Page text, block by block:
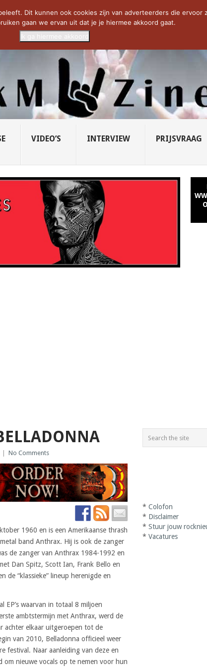
LIONS – U... SAVATAGE KOMT TERUG IN 0... CD VAN DE
VIDEO’S INTERVIEW PRIJSVRAAG
No Comments
1960 en is een Amerikaanse thrash
band Anthrax. Hij is ook de zanger
de zanger van Anthrax 1984-1992 en
Dan Spitz, Scott Ian, Frank Bello en
de “klassieke” lineup herenigde en
waarvan in totaal 8 miljoen
ambtstermijn met Anthrax, werd de
achter elkaar uitgeroepen tot de
van 2010, Belladonna officieel weer
festival. Naar aanleiding van deze en
nieuwe vocals op te nemen voor hun
*Colofon
* Disclaimer
*Stuur jouw
*Vacatures
Dit kunnen ook cookies zijn van adverteerders die
gaan we ervan uit dat je je hiermee akkoord gaat.
Ik ga hiermee akkoord